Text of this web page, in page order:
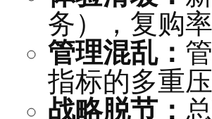
培养对象：
核心挑战：
体验滑坡
务），复